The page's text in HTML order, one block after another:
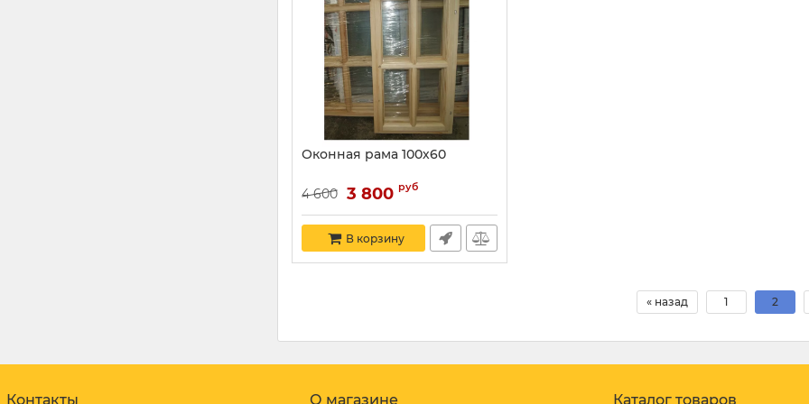
Оконная рама 100х60
4 600 3 800 руб
В корзину
« назад 1 2
Контакты О магазине Каталог товаров